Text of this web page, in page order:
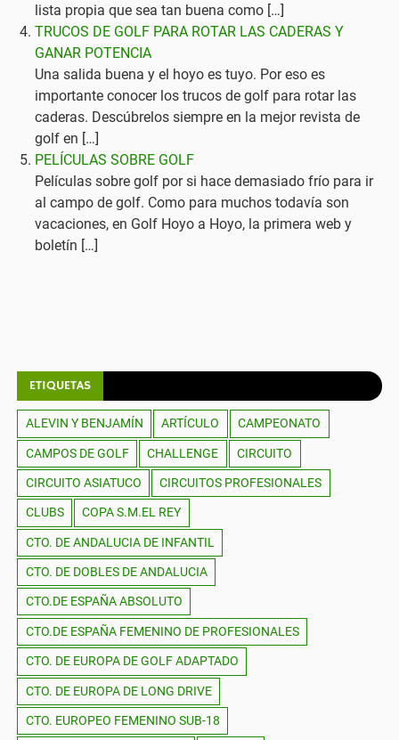
lista propia que sea tan buena como […]
TRUCOS DE GOLF PARA ROTAR LAS CADERAS Y
GANAR POTENCIA
Una salida buena y el hoyo es tuyo. Por eso es
importante conocer los trucos de golf para rotar las
caderas. Descúbrelos siempre en la mejor revista de
golf en […]
PELÍCULAS SOBRE GOLF
Películas sobre golf por si hace demasiado frío para ir
al campo de golf. Como para muchos todavía son
vacaciones, en Golf Hoyo a Hoyo, la primera web y
boletín […]
ETIQUETAS
ALEVIN Y BENJAMÍN ARTÍCULO CAMPEONATO
CAMPOS DE GOLF CHALLENGE CIRCUITO
CIRCUITO ASIATUCO CIRCUITOS PROFESIONALES
CLUBS COPA S.M.EL REY
CTO. DE ANDALUCIA DE INFANTIL
CTO. DE DOBLES DE ANDALUCIA
CTO.DE ESPAÑA ABSOLUTO
CTO.DE ESPAÑA FEMENINO DE PROFESIONALES
CTO. DE EUROPA DE GOLF ADAPTADO
CTO. DE EUROPA DE LONG DRIVE
CTO. EUROPEO FEMENINO SUB-18